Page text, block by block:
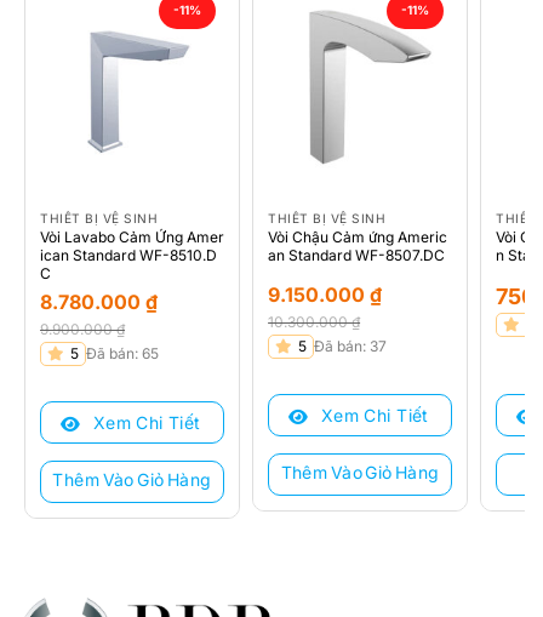
-11%
THIẾT BỊ VỆ SINH
Vòi Lavabo Cảm Ứng Amer
ican Standard WF-8510.D
C
9.900.000₫
Giá
là:
9.900.000 ₫.
8.780.000 ₫
Giá
tại
8.780.000 ₫.
5 Đã bán: 65
Xem Chi Tiết
Thêm Vào Giỏ Hàng
-11%
THIẾT BỊ VỆ SINH
Vòi Chậu Cảm ứng Americ
an Standard WF-8507.DC
10.300.000₫
Giá
là:
10.300.000 ₫.
9.150.000₫
Giá
tại
9.150.000 ₫.
5 Đã bán: 37
Xem Chi Tiết
Thêm Vào Giỏ Hàng
THIẾT
Vòi
n